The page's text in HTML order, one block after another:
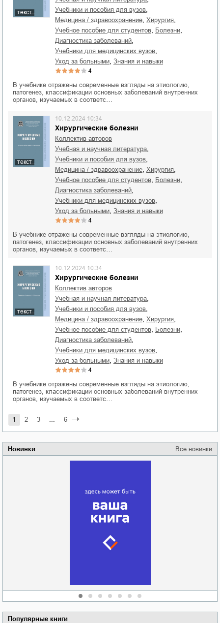
Новинки Все новинки
Популярные книги
текст учебники и пособия для вузов
медицина / здравоохранение хирургия
учебное пособие для студентов болезни
диагностика заболеваний
учебники для медицинских вузов
уход за больными знания и навыки
4
В учебнике отражены современные взгляды на этиологию,
патогенез, классификации основных заболеваний внутренних
органов, изучаемых в соответс…
текст
Хирургические болезни
10.12.2024 10:34
Коллектив авторов
учебная и научная литература
учебники и пособия для вузов
медицина / здравоохранение хирургия
учебное пособие для студентов болезни
диагностика заболеваний
учебники для медицинских вузов
уход за больными знания и навыки
4
В учебнике отражены современные взгляды на этиологию,
патогенез, классификации основных заболеваний внутренних
органов, изучаемых в соответс…
текст
Хирургические болезни
10.12.2024 10:34
Коллектив авторов
учебная и научная литература
учебники и пособия для вузов
медицина / здравоохранение хирургия
учебное пособие для студентов болезни
диагностика заболеваний
учебники для медицинских вузов
уход за больными знания и навыки
4
В учебнике отражены современные взгляды на этиологию,
патогенез, классификации основных заболеваний внутренних
органов, изучаемых в соответс…
1 2 3 ... 6